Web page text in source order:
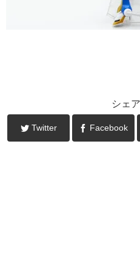
シェ
Twitter Facebook